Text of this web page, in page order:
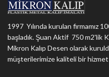
1997 Yılında kurulan firmamız
başladık. Şuan Aktif 750 m2'lik
Mikron Kalıp Desen olarak
müşterilerimize kaliteli bir